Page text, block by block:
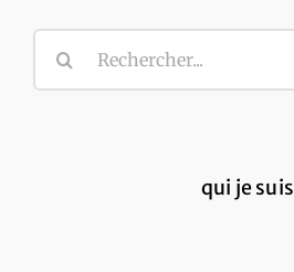
Rechercher:
qui je suis